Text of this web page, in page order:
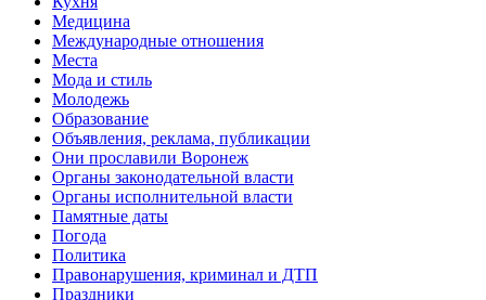
Медицина
Международные отношения
Места
Мода и стиль
Молодежь
Образование
Объявления, реклама, публикации
Они прославили Воронеж
Органы законодательной власти
Органы исполнительной власти
Памятные даты
Погода
Политика
Правонарушения, криминал и ДТП
Праздники